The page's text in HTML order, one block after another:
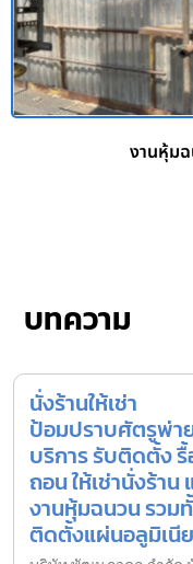
งานหุ้ม
บทความ
นั่งร้านให้เช่า
ป้อมปราบศัตรูพ่า
บริการ รับติดตั้ง
ถอน ให้เช่านั่งร้าน
งานหุ้มฉนวน รวม
ติดตั้งแผ่นอลูมิเนี